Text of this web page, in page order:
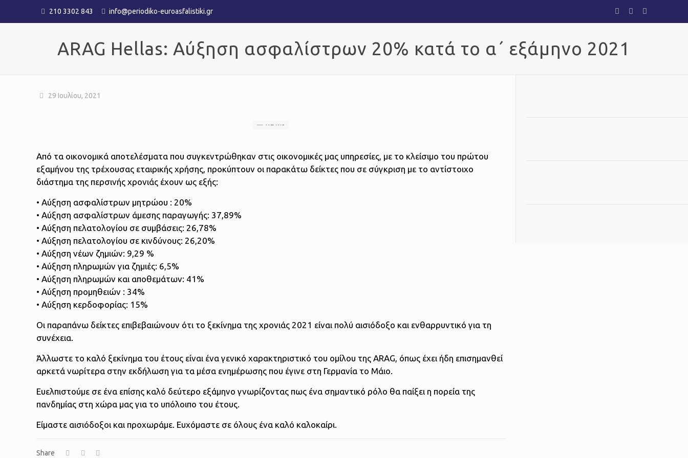
210 3302 843 info@periodiko-euroasfalistiki.gr
ARAG Hellas: Αύξηση ασφαλίστρων 20% κατά το α΄ εξάμηνο 2021
29 Ιουλίου, 2021
Από τα οικονομικά αποτελέσματα που συγκεντρώθηκαν στις οικονομικές μας υπηρεσίες, με το κλείσιμο του πρώτου
εξαμήνου της τρέχουσας εταιρικής χρήσης, προκύπτουν οι παρακάτω δείκτες που σε σύγκριση με το αντίστοιχο
διάστημα της περσινής χρονιάς έχουν ως εξής:
• Αύξηση ασφαλίστρων μητρώου : 20%
• Αύξηση ασφαλίστρων άμεσης παραγωγής: 37,89%
• Αύξηση πελατολογίου σε συμβάσεις: 26,78%
• Αύξηση πελατολογίου σε κινδύνους: 26,20%
• Αύξηση νέων ζημιών: 9,29 %
• Αύξηση πληρωμών για ζημιές: 6,5%
• Αύξηση πληρωμών και αποθεμάτων: 41%
• Αύξηση προμηθειών : 34%
• Αύξηση κερδοφορίας: 15%
Οι παραπάνω δείκτες επιβεβαιώνουν ότι το ξεκίνημα της χρονιάς 2021 είναι πολύ αισιόδοξο και ενθαρρυντικό για τη
συνέχεια.
Άλλωστε το καλό ξεκίνημα του έτους είναι ένα γενικό χαρακτηριστικό του ομίλου της ARAG, όπως έχει ήδη επισημανθεί
αρκετά νωρίτερα στην εκδήλωση για τα μέσα ενημέρωσης που έγινε στη Γερμανία το Μάιο.
Ευελπιστούμε σε ένα επίσης καλό δεύτερο εξάμηνο γνωρίζοντας πως ένα σημαντικό ρόλο θα παίξει η πορεία της
πανδημίας στη χώρα μας για το υπόλοιπο του έτους.
Είμαστε αισιόδοξοι και προχωράμε. Ευχόμαστε σε όλους ένα καλό καλοκαίρι.
Share